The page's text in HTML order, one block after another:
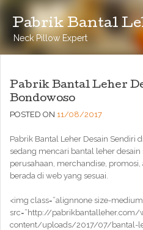
Pabrik Bantal
Neck Pillow Expert
Pabrik Bantal Leher
Bondowoso
POSTED ON 11/08/2017
Pabrik Bantal Leher Desain Sendiri
sedang mencari bantal leher
perusahaan, merchandise,
berada di web yang sesuai.
<img class=”alignnone size-
src=”http://pabrikbantalleher.com/
content/uploads/2017/07/bantal-